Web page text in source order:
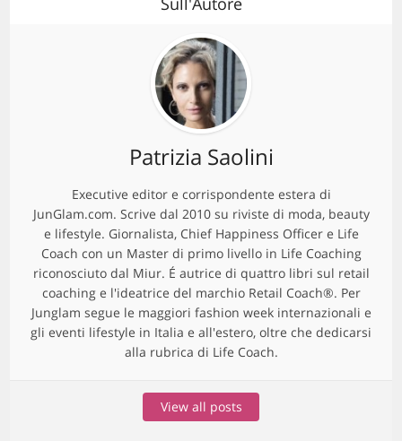
Patrizia Saolini
Executive editor e corrispondente estera di
JunGlam.com. Scrive dal 2010 su riviste di moda, beauty
e lifestyle. Giornalista, Chief Happiness Officer e Life
Coach con un Master di primo livello in Life Coaching
riconosciuto dal Miur. É autrice di quattro libri sul retail
coaching e l'ideatrice del marchio Retail Coach®. Per
Junglam segue le maggiori fashion week internazionali e
gli eventi lifestyle in Italia e all'estero, oltre che dedicarsi
alla rubrica di Life Coach.
View all posts